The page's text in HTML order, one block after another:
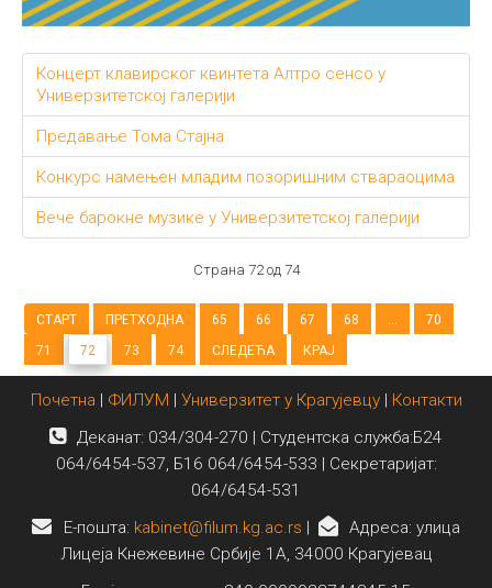
Концерт клавирског квинтета Алтро сенсо у
Универзитетској галерији
Предавање Тома Стајна
Конкурс намењен младим позоришним ствараоцима
Вече барокне музике у Универзитетској галерији
Страна 72 од 74
СТАРТ ПРЕТХОДНА 65 66 67 68 ...
70
71
72 73 74 СЛЕДЕЋА КРАЈ
Почетна ФИЛУМ Универзитет у Крагујевцу| Контакти
Деканат: 034/304-270 | Студентска служба:Б24
064/6454-537, Б16 064/6454-533 | Секретаријат:
064/6454-531
E-пошта: kabinet@filum.kg.ac.rs
Адреса: улица
Лицеја Кнежевине Србије 1А, 34000 Крагујевац